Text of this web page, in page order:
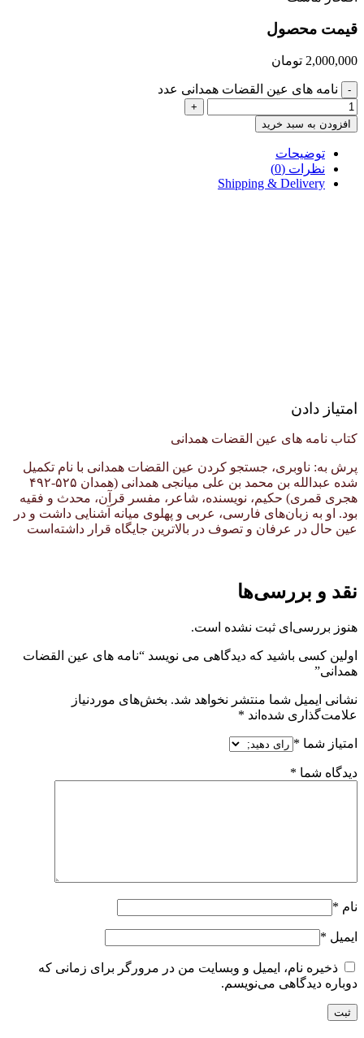
قیمت محصول
2,000,000 تومان
- نامه های عین القضات همدانی عدد
+
افزودن به سبد خرید
توضیحات
نظرات (0)
Shipping & Delivery
امتیاز دادن
کتاب نامه های عین القضات همدانی
پرش به: ناوبری، جستجو کردن عین القضات همدانی با نام تکمیل
شده عبدالله بن محمد بن علی میانجی همدانی (همدان ۵۲۵-۴۹۲
هجری قمری) حکیم، نویسنده، شاعر، مفسر قرآن، محدث و فقیه
بود. او به زبان‌های فارسی، عربی و پهلوی میانه آشنایی داشت و در
عین حال در عرفان و تصوف در بالاترین جایگاه قرار داشته‌است
نقد و بررسی‌ها
هنوز بررسی‌ای ثبت نشده است.
اولین کسی باشید که دیدگاهی می نویسد “نامه های عین القضات
همدانی”
نشانی ایمیل شما منتشر نخواهد شد. بخش‌های موردنیاز
علامت‌گذاری شده‌اند *
امتیاز شما *
دیدگاه شما *
نام *
ایمیل *
ذخیره نام، ایمیل و وبسایت من در مرورگر برای زمانی که
دوباره دیدگاهی می‌نویسم.